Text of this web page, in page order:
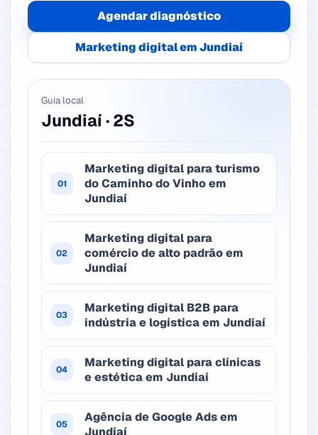
Agendar diagnóstico
Marketing digital em Jundiaí
Guia local
Jundiaí · 2S
01
Marketing digital para turismo
do Caminho do Vinho em
Jundiaí
02
Marketing digital para
comércio de alto padrão em
Jundiaí
03
Marketing digital B2B para
indústria e logística em Jundiaí
04
Marketing digital para clínicas
e estética em Jundiaí
05
Agência de Google Ads em
Jundiaí